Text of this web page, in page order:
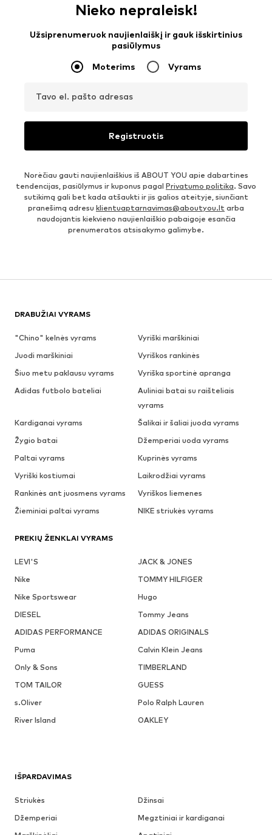
Nieko nepraleisk!
Užsiprenumeruok naujienlaiškį ir gauk išskirtinius
pasiūlymus
Moterims Vyrams
Tavo el. pašto adresas
Registruotis
Norėčiau gauti naujienlaiškius iš ABOUT YOU apie dabartines
tendencijas, pasiūlymus ir kuponus pagal Privatumo politika. Savo
sutikimą gali bet kada atšaukti ir jis galios ateityje, siunčiant
pranešimą adresu klientuaptarnavimas@aboutyou.lt arba
naudojantis kiekvieno naujienlaiškio pabaigoje esančia
prenumeratos atsisakymo galimybe.
DRABUŽIAI VYRAMS
"Chino" kelnės vyrams
Vyriški marškiniai
Juodi marškiniai
Vyriškos rankinės
Šiuo metu paklausu vyrams
Vyriška sportinė apranga
Adidas futbolo bateliai
Auliniai batai su raišteliais
vyrams
Kardiganai vyrams
Šalikai ir šaliai juoda vyrams
Žygio batai
Džemperiai uoda vyrams
Paltai vyrams
Kuprinės vyrams
Vyriški kostiumai
Laikrodžiai vyrams
Rankinės ant juosmens vyrams
Vyriškos liemenes
Žieminiai paltai vyrams
NIKE striukės vyrams
PREKIŲ ŽENKLAI VYRAMS
LEVI'S
JACK & JONES
Nike
TOMMY HILFIGER
Nike Sportswear
Hugo
DIESEL
Tommy Jeans
ADIDAS PERFORMANCE
ADIDAS ORIGINALS
Puma
Calvin Klein Jeans
Only & Sons
TIMBERLAND
TOM TAILOR
GUESS
s.Oliver
Polo Ralph Lauren
River Island
OAKLEY
IŠPARDAVIMAS
Striukės
Džinsai
Džemperiai
Megztiniai ir kardiganai